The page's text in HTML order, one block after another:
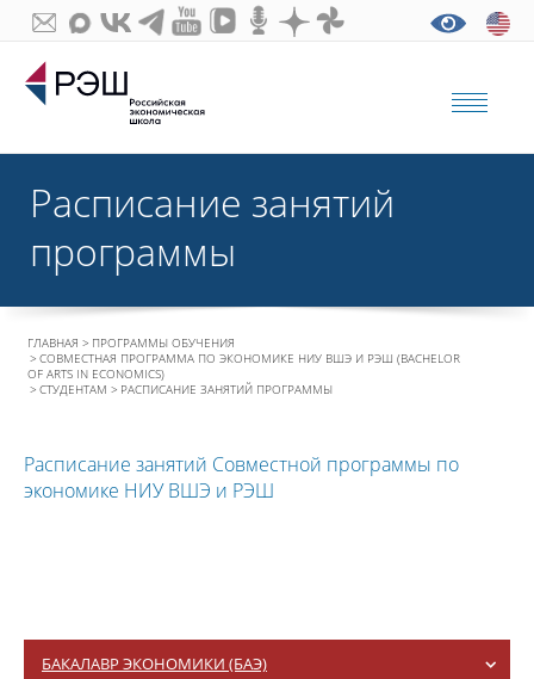
Расписание занятий
программы
ГЛАВНАЯ
ПРОГРАММЫ ОБУЧЕНИЯ
СОВМЕСТНАЯ ПРОГРАММА ПО ЭКОНОМИКЕ НИУ ВШЭ И РЭШ (BACHELOR
OF ARTS IN ECONOMICS)
СТУДЕНТАМ
РАСПИСАНИЕ ЗАНЯТИЙ ПРОГРАММЫ
Расписание занятий Совместной программы по
экономике НИУ ВШЭ и РЭШ
БАКАЛАВР ЭКОНОМИКИ (БАЭ)